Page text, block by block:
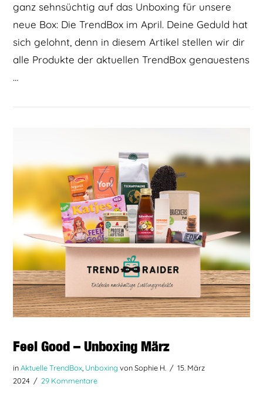
BEITRAG LESEN
ganz sehnsüchtig auf das Unboxing für unsere
neue Box: Die TrendBox im April. Deine Geduld hat
sich gelohnt, denn in diesem Artikel stellen wir dir
alle Produkte der aktuellen TrendBox genauestens
…
Feel Good – Unboxing März
inAktuelle TrendBox Unboxing von Sophie H.
15. März
2024
29 Kommentare